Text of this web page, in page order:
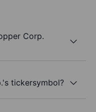
Corp.
tickersymbol?